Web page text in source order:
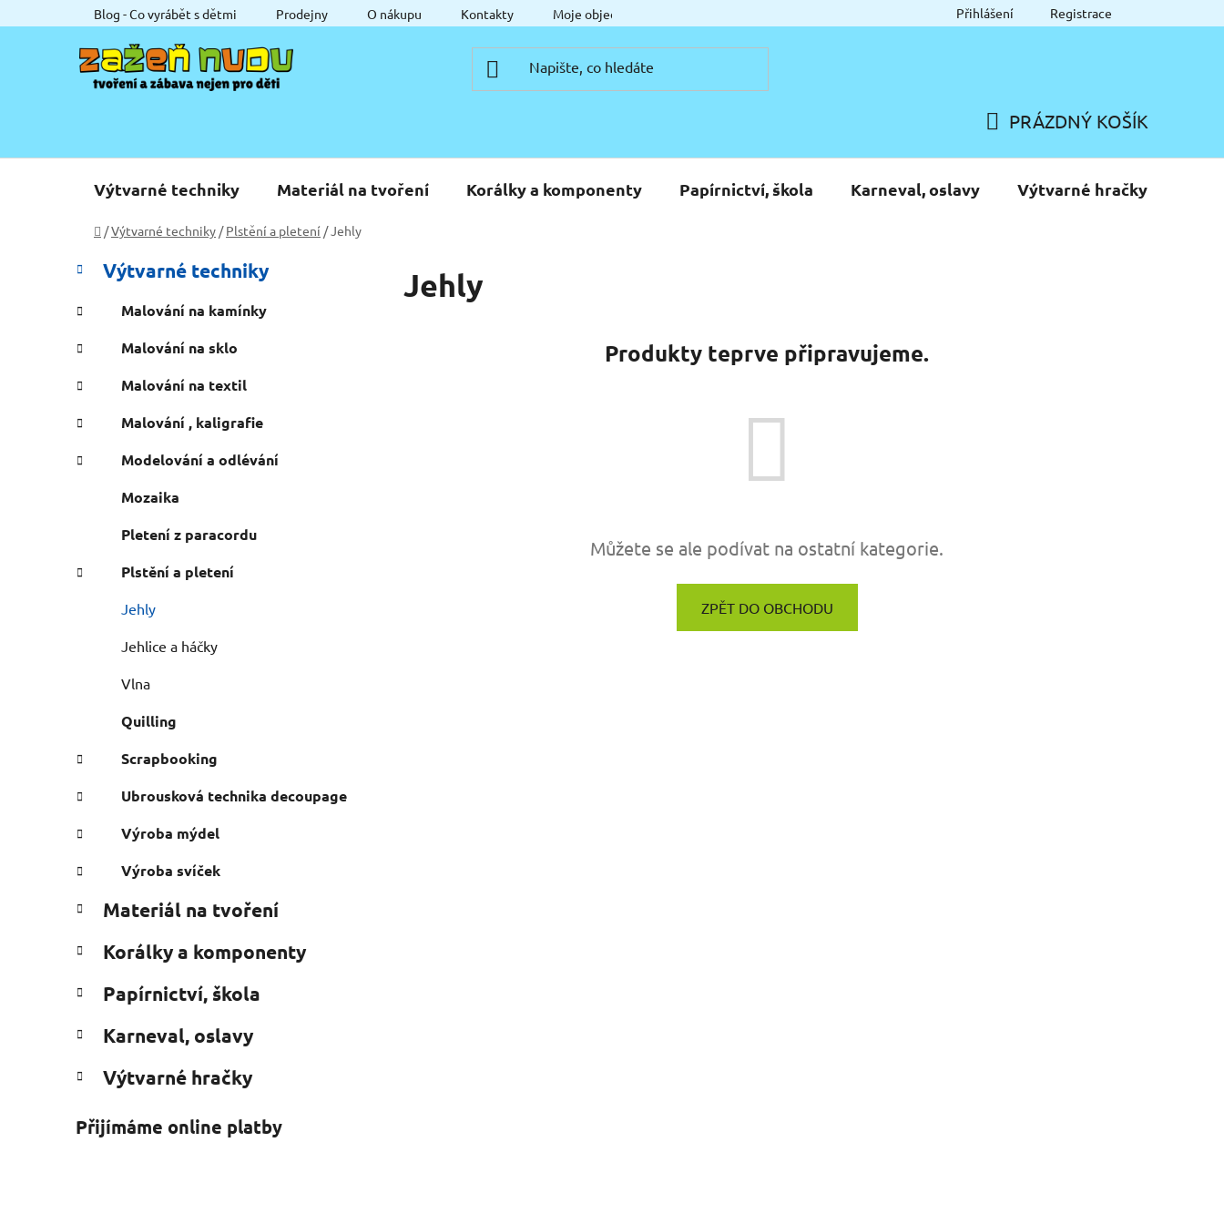
na
Blog - Co vyrábět s dětmi Prodejny O nákupu Kontakty Moje objednávka Přihlášení Registrace
KOŠÍK
PRÁZDNÝ KOŠÍK
Výtvarné techniky Materiál na tvoření Korálky a komponenty Papírnictví, škola Karneval, oslavy Výtvarné hračky
Domů
/Výtvarné techniky / Plstění a pletení /Jehly
P
o
s
r
a
n
í
p
l
Přeskočit
kategorie
K
a
e
g
o
r
i
e
Výtvarné techniky
Malování na kamínky
Malování na sklo
Malování na textil
Malování , kaligrafie
Modelování a odlévání
Mozaika
Pletení z paracordu
Plstění a pletení
Jehly
Jehlice a háčky
Vlna
Quilling
Scrapbooking
Ubrousková technika decoupage
Výroba mýdel
Výroba svíček
Materiál na tvoření
Korálky a komponenty
Papírnictví, škola
Karneval, oslavy
Výtvarné hračky
Přijímáme online platby
Jehly
Produkty teprve připravujeme.
Můžete se ale podívat na ostatní kategorie.
ZPĚT DO OBCHODU